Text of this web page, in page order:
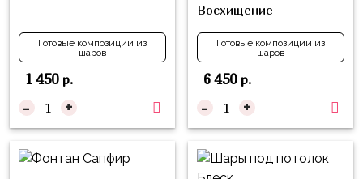
Готовые композиции из
шаров
1 450р.
- +
Восхищение
Готовые композиции из
шаров
6 450р.
- +
Большие
шары
Ходячие
Коробка-
сюрприз
Черепашки-
ниндзя
Котэ
Динозавры